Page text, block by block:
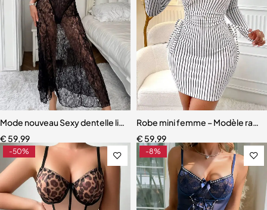
Mode nouveau Sexy dentelle licou longue élégante femmes
€ 59,99
Robe mini femme – Modèle
€ 59,99
-50% -8%